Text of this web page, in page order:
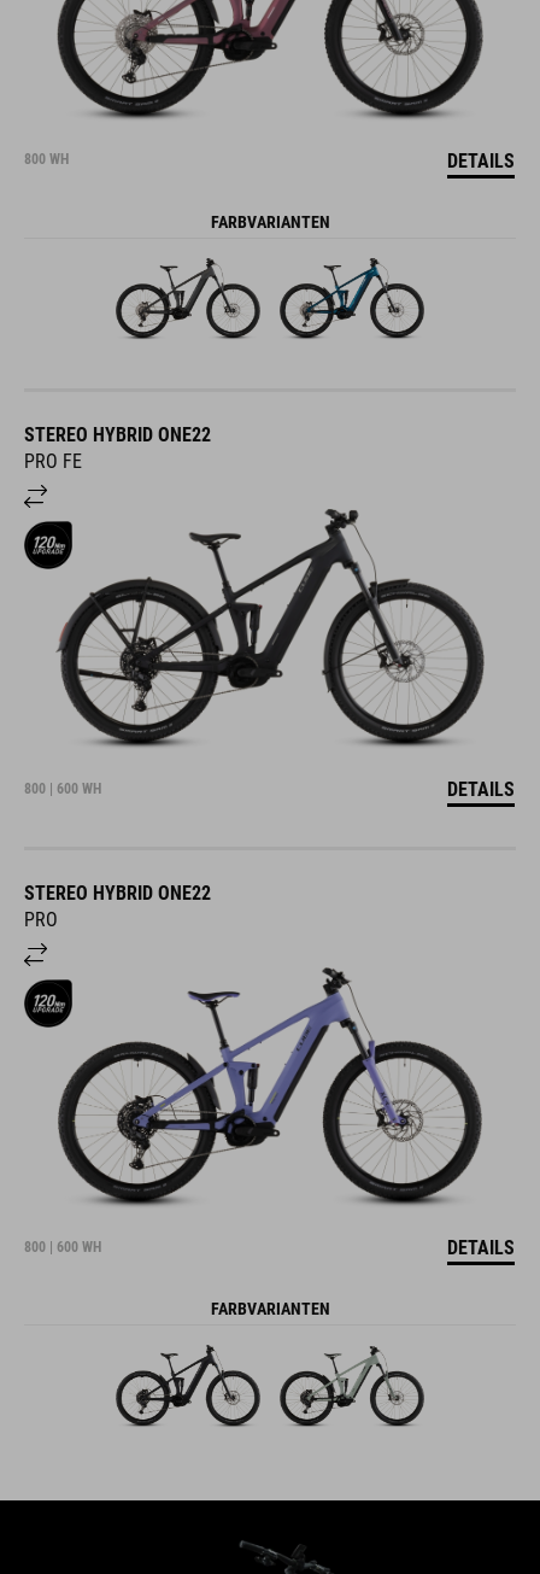
800 WH DETAILS
FARBVARIANTEN
STEREO HYBRID ONE22
PRO FE
800 | 600 WH DETAILS
STEREO HYBRID ONE22
PRO
800 | 600 WH DETAILS
FARBVARIANTEN